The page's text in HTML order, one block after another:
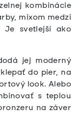
kombinácie
mixom medzi
Je svetlejší ako
jej moderný
do pier, na
look. Alebo
s teplou
na záver